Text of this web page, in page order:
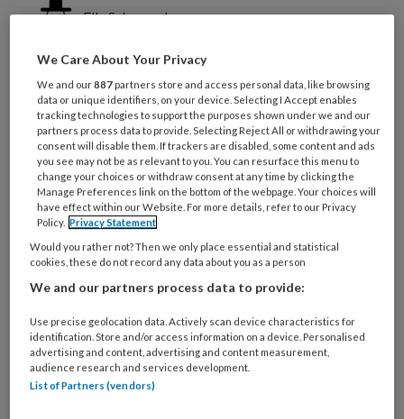
Elly Schoemaker
Petrie Roodbol
Wolter Paans
Marie Louise Luttik
De verpleegkundigen kunnen met
familiegesprekken de samenwerking
met de naasten van patiënten
In de overgang naar een participatie-
samenleving
We Care About Your Privacy
We and our887 partners store and access personal data, like browsing
data or unique identifiers, on your device. Selecting I Accept enables
tracking technologies to support the purposes shown under we and our
partners process data to provide. Selecting Reject All or withdrawing your
consent will disable them. If trackers are disabled, some content and ads
you see may not be as relevant to you. You can resurface this menu to
change your choices or withdraw consent at any time by clicking the
Manage Preferences link on the bottom of the webpage. Your choices will
have effect within our Website. For more details, refer to our Privacy
Policy. Privacy Statement
Would you rather not? Then we only place essential and statistical
cookies, these do not record any data about you as a person
We and our partners process data to provide:
Use precise geolocation data. Actively scan device characteristics for
identification. Store and/or access information on a device. Personalised
advertising and content, advertising and content measurement,
audience research and services development.
List of Partners (vendors)